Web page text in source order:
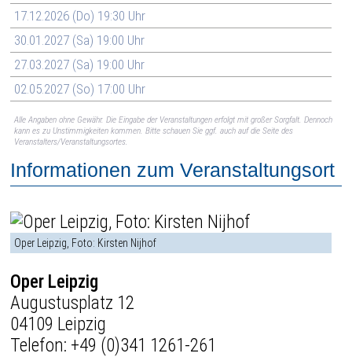
17.12.2026 (Do) 19:30 Uhr
30.01.2027 (Sa) 19:00 Uhr
27.03.2027 (Sa) 19:00 Uhr
02.05.2027 (So) 17:00 Uhr
Alle Angaben ohne Gewähr. Die Eingabe der Veranstaltungen erfolgt mit großer Sorgfalt. Dennoch
kann es zu Unstimmigkeiten kommen. Bitte schauen Sie ggf. auch auf die Seite des
Veranstalters/Veranstaltungsortes.
Informationen zum Veranstaltungsort
Oper Leipzig, Foto: Kirsten Nijhof
Oper Leipzig
Augustusplatz 12
04109 Leipzig
Telefon: +49 (0)341 1261-261